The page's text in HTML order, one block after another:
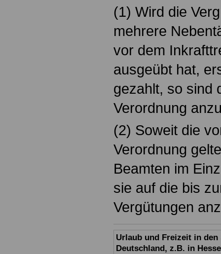
(1) Wird die
mehrere
vor dem
ausgeübt hat,
gezahlt, so sind
Verordnung
(2) Soweit die
Verordnung
Beamten im
sie auf die bis
Vergütungen
Urlaub und Freizeit in
Deutschland, z.B. in